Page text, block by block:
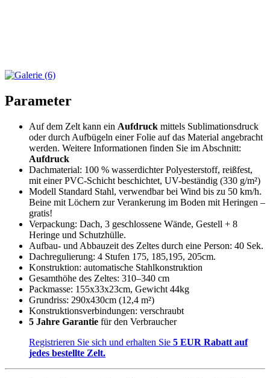
Parameter
Auf dem Zelt kann ein Aufdruck mittels Sublimationsdruck
oder durch Aufbügeln einer Folie auf das Material angebracht
werden. Weitere Informationen finden Sie im Abschnitt:
Aufdruck
Dachmaterial: 100 % wasserdichter Polyesterstoff, reißfest,
mit einer PVC-Schicht beschichtet, UV-beständig (330 g/m²)
Modell Standard Stahl, verwendbar bei Wind bis zu 50 km/h.
Beine mit Löchern zur Verankerung im Boden mit Heringen –
gratis!
Verpackung: Dach, 3 geschlossene Wände, Gestell + 8
Heringe und Schutzhülle.
Aufbau- und Abbauzeit des Zeltes durch eine Person: 40 Sek.
Dachregulierung: 4 Stufen 175, 185,195, 205cm.
Konstruktion: automatische Stahlkonstruktion
Gesamthöhe des Zeltes: 310–340 cm
Packmasse: 155x33x23cm, Gewicht 44kg
Grundriss: 290x430cm (12,4 m²)
Konstruktionsverbindungen: verschraubt
5 Jahre Garantie für den Verbraucher
Registrieren Sie sich und erhalten Sie 5 EUR Rabatt auf
jedes bestellte Zelt.